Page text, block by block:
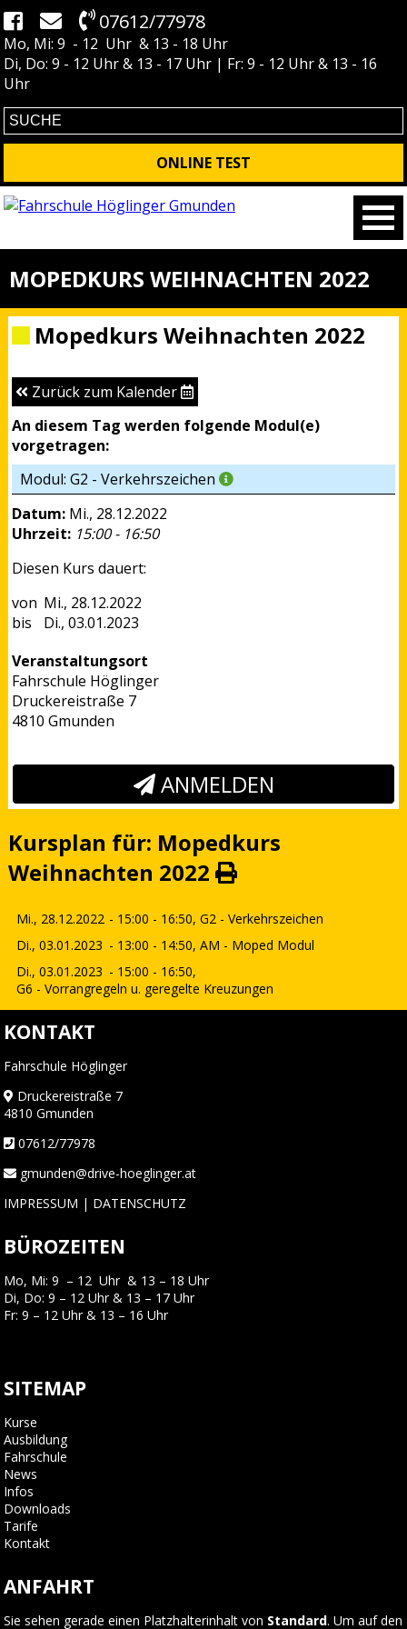
07612/77978
Mo, Mi: 9 - 12 Uhr & 13 - 18 Uhr
Di, Do: 9 - 12 Uhr & 13 - 17 Uhr | Fr: 9 - 12 Uhr & 13 - 16
Uhr
ONLINE TEST
MOPEDKURS WEIHNACHTEN 2022
Mopedkurs Weihnachten 2022
Zurück zum Kalender
An diesem Tag werden folgende Modul(e)
vorgetragen:
Modul: G2 - Verkehrszeichen
Datum: Mi., 28.12.2022
Uhrzeit: 15:00 - 16:50
Diesen Kurs dauert:
Mi., 28.12.2022
Di., 03.01.2023
Veranstaltungsort
Fahrschule Höglinger
Druckereistraße 7
4810 Gmunden
ANMELDEN
Kursplan für: Mopedkurs
Weihnachten 2022
Mi., 28.12.2022 - 15:00 - 16:50, G2 - Verkehrszeichen
Di., 03.01.2023 - 13:00 - 14:50, AM - Moped Modul
Di., 03.01.2023 - 15:00 - 16:50,
G6 - Vorrangregeln u. geregelte Kreuzungen
KONTAKT
Fahrschule Höglinger
Druckereistraße 7
4810 Gmunden
07612/77978
gmunden@drive-hoeglinger.at
IMPRESSUM | DATENSCHUTZ
BÜROZEITEN
Mo, Mi: 9 – 12 Uhr & 13 – 18 Uhr
Di, Do: 9 – 12 Uhr & 13 – 17 Uhr
Fr: 9 – 12 Uhr & 13 – 16 Uhr
SITEMAP
Kurse
Ausbildung
Fahrschule
News
Infos
Downloads
Tarife
Kontakt
ANFAHRT
Sie sehen gerade einen Platzhalterinhalt von Standard. Um auf den